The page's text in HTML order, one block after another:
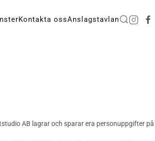
Kontakta ossAnslagstavlan
AB lagrar och sparar era personuppgifter